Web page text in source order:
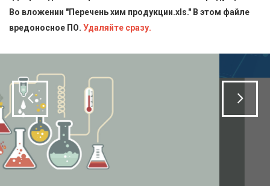
Блескообразующие добавки
Кислоты
Пищевая химия для производств
Стандарт-титры
СТАТЬИ
СЕРТИФИКАТЫ
КОНТАКТЫ
Во вложении "Перечень хим продукции.xls." В этом файле
вредоносное ПО. Удаляйте сразу.